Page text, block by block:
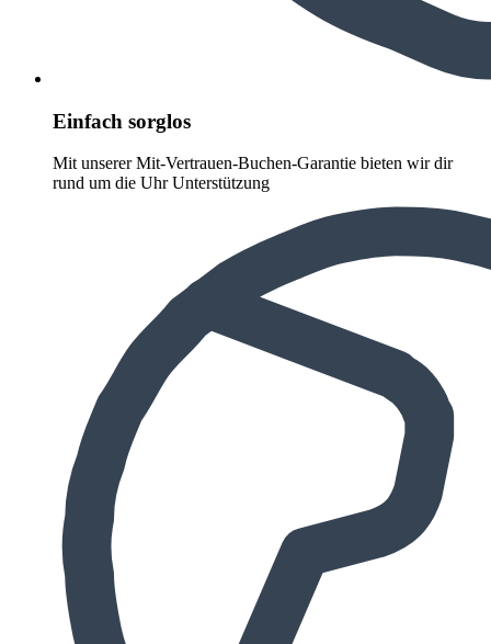
Einfach sorglos
Mit unserer Mit-Vertrauen-Buchen-Garantie bieten wir dir
rund um die Uhr Unterstützung